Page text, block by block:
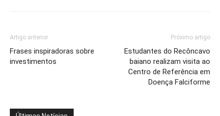
Artigo anterior
Frases inspiradoras sobre
investimentos
Próximo artigo
Estudantes do Recôncavo
baiano realizam visita ao
Centro de Referência em
Doença Falciforme